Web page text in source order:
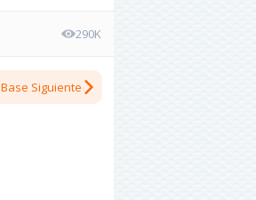
290K
Base Siguiente